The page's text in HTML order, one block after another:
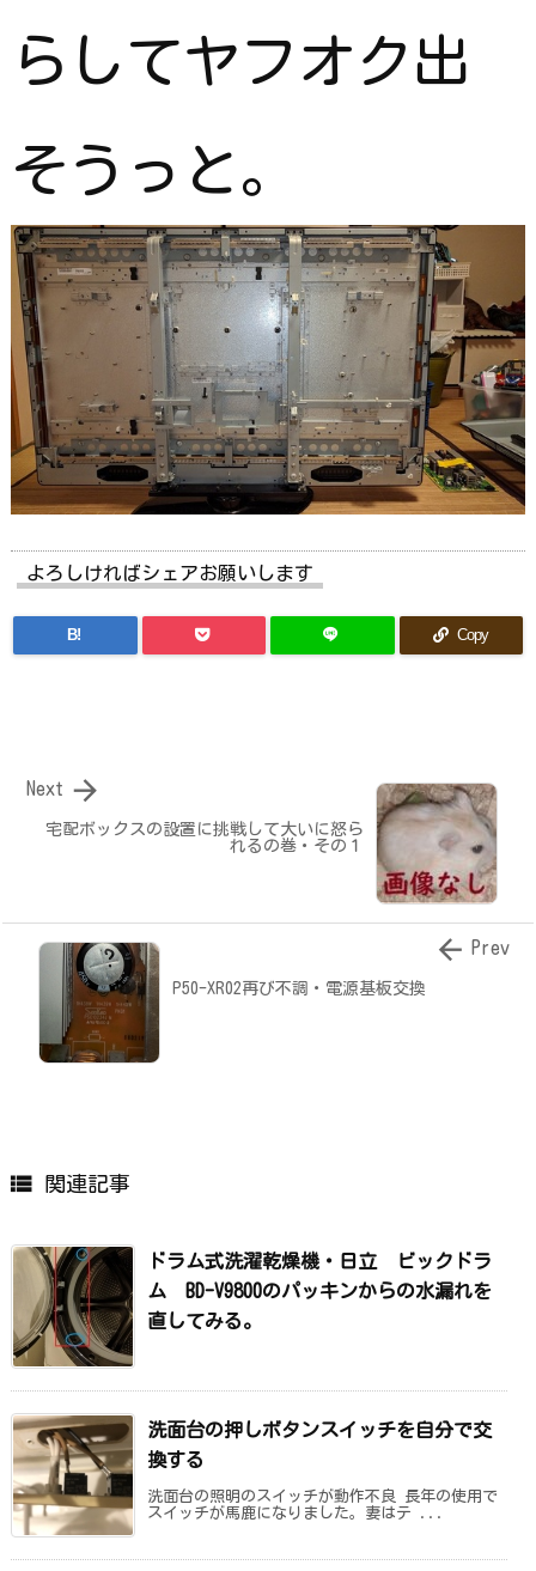
らしてヤフオク出
そうっと。
よろしければシェアお願いします
B! Copy
宅配ボックスの設置に挑戦して大いに怒ら
れるの巻・その１

Next
P50-XR02再び不調・電源基板交換
 Prev
 関連記事
ドラム式洗濯乾燥機・日立 ビックドラ
ム BD-V9800のパッキンからの水漏れを
直してみる。
洗面台の押しボタンスイッチを自分で交
換する
洗面台の照明のスイッチが動作不良 長年の使用で
スイッチが馬鹿になりました。妻はテ ...